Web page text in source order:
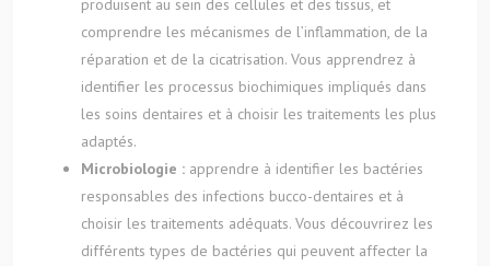
produisent au sein des cellules et des tissus, et
comprendre les mécanismes de l’inflammation, de la
réparation et de la cicatrisation. Vous apprendrez à
identifier les processus biochimiques impliqués dans
les soins dentaires et à choisir les traitements les plus
adaptés.
Microbiologie : apprendre à identifier les bactéries
responsables des infections bucco-dentaires et à
choisir les traitements adéquats. Vous découvrirez les
différents types de bactéries qui peuvent affecter la